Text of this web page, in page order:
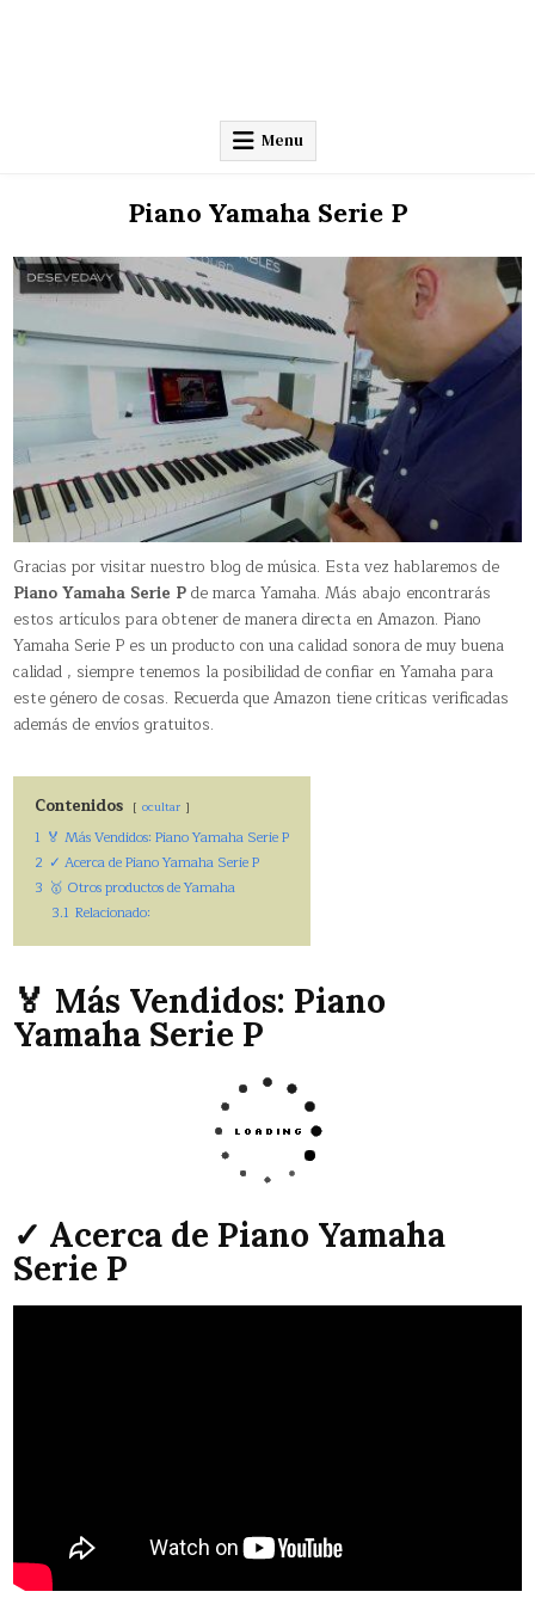
Menu
Piano Yamaha Serie P
Gracias por visitar nuestro blog de música. Esta vez hablaremos de
Piano Yamaha Serie Pde marca Yamaha. Más abajo encontrarás
estos artículos para obtener de manera directa en Amazon. Piano
Yamaha Serie P es un producto con una calidad sonora de muy buena
calidad , siempre tenemos la posibilidad de confiar en Yamaha para
este género de cosas. Recuerda que Amazon tiene críticas verificadas
además de envíos gratuitos.
Contenidos ocultar
1 🏅 Más Vendidos: Piano Yamaha Serie P
2 ✓ Acerca de Piano Yamaha Serie P
3 🥇 Otros productos de Yamaha
3.1 Relacionado:
🏅 Más Vendidos: Piano
Yamaha Serie P
✓ Acerca de Piano Yamaha
Serie P